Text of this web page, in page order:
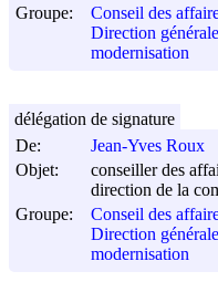
Groupe:
Conseil des
Direction
modernisation
De:
Jean-Yves Roux
Objet:
conseiller des
direction de la
Groupe:
Conseil des
Direction
modernisation
délégation de signature